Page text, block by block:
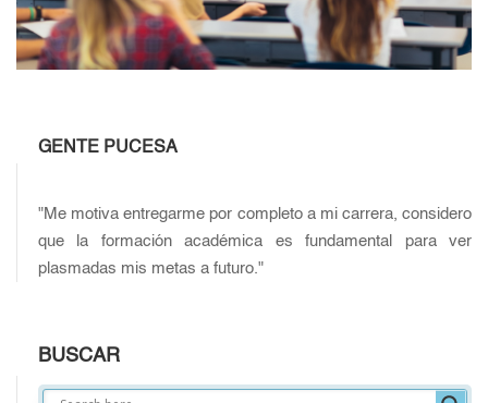
GENTE PUCESA
"Me motiva entregarme por completo a mi carrera, considero
que la formación académica es fundamental para ver
plasmadas mis metas a futuro."
BUSCAR